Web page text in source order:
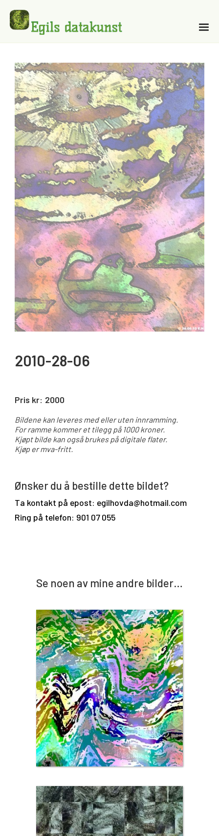
2010-28-06
Pris kr: 2000
Bildene kan leveres med eller uten innramming.
For ramme kommer et tilegg på 1000 kroner.
Kjøpt bilde kan også brukes på digitale flater.
Kjøp er mva-fritt.
Ønsker du å bestille dette bildet?
Ta kontakt på epost: egilhovda@hotmail.com
Ring på telefon: 901 07 055
Se noen av mine andre bilder…